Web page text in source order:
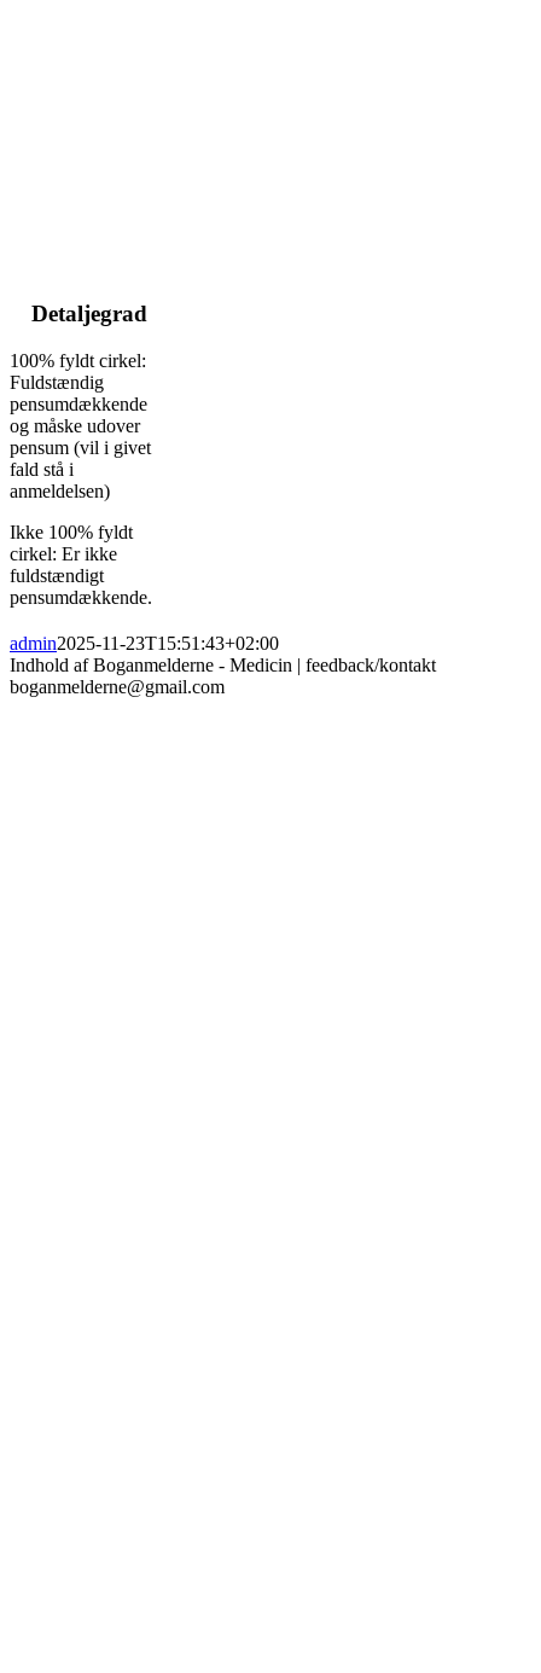
Detaljegrad
100% fyldt cirkel:
Fuldstændig
pensumdækkende
og måske udover
pensum (vil i givet
fald stå i
anmeldelsen)
Ikke 100% fyldt
cirkel: Er ikke
fuldstændigt
pensumdækkende.
admin2025-11-23T15:51:43+02:00
Indhold af Boganmelderne - Medicin | feedback/kontakt
boganmelderne@gmail.com